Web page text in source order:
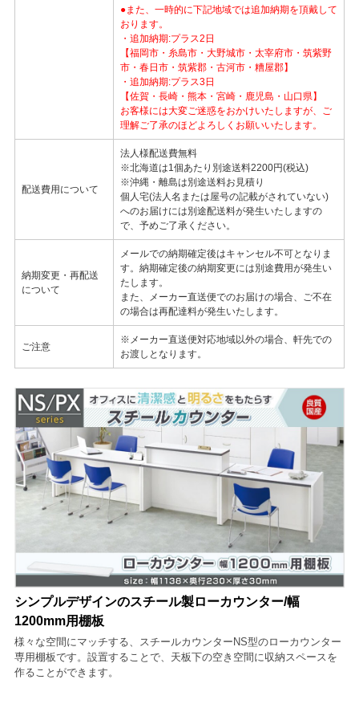
●また、一時的に下記地域では追加納期を頂戴して
おります。
・追加納期:プラス2日
【福岡市・糸島市・大野城市・太宰府市・筑紫野
市・春日市・筑紫郡・古河市・糟屋郡】
・追加納期:プラス3日
【佐賀・長崎・熊本・宮崎・鹿児島・山口県】
お客様には大変ご迷惑をおかけいたしますが、ご
理解ご了承のほどよろしくお願いいたします。
配送費用について
法人様配送費無料
※北海道は1個あたり別途送料2200円(税込)
※沖縄・離島は別途送料お見積り
個人宅(法人名または屋号の記載がされていない)
へのお届けには別途配送料が発生いたしますの
で、予めご了承ください。
納期変更・再配送
について
メールでの納期確定後はキャンセル不可となりま
す。納期確定後の納期変更には別途費用が発生い
たします。
また、メーカー直送便でのお届けの場合、ご不在
の場合は再配達料が発生いたします。
ご注意
※メーカー直送便対応地域以外の場合、軒先での
お渡しとなります。
シンプルデザインのスチール製ローカウンター/幅
1200mm用棚板
様々な空間にマッチする、スチールカウンターNS型のローカウンター
専用棚板です。設置することで、天板下の空き空間に収納スペースを
作ることができます。